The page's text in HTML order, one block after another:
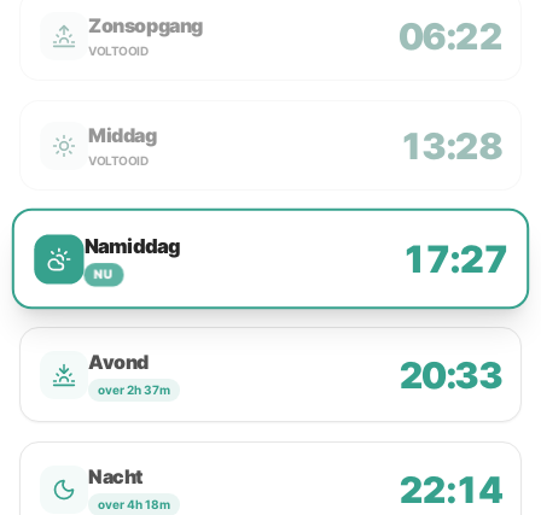
Zonsopgang
VOLTOOID 06:22
Middag
VOLTOOID 13:28
Namiddag
NU 17:27
Avond
over 2h 37m 20:33
Nacht
over 4h 18m 22:14